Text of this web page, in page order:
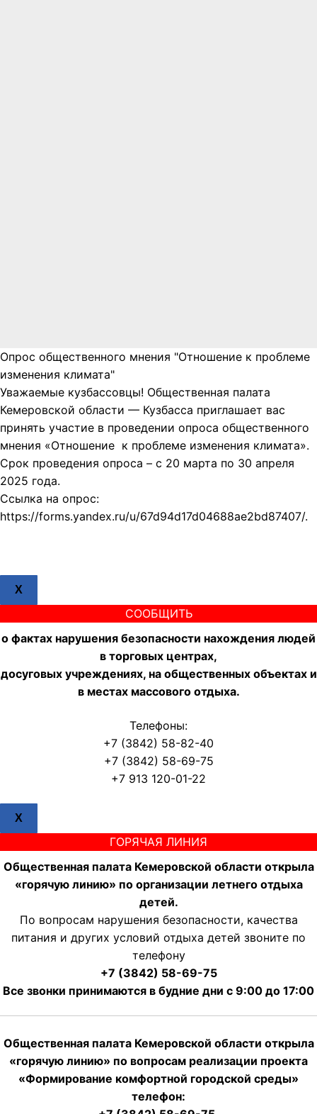
Опрос общественного мнения "Отношение к проблеме
изменения климата"
Уважаемые кузбассовцы! Общественная палата
Кемеровской области — Кузбасса приглашает вас
принять участие в проведении опроса общественного
мнения «Отношение к проблеме изменения климата».
Срок проведения опроса – с 20 марта по 30 апреля
2025 года.
Ссылка на опрос:
https://forms.yandex.ru/u/67d94d17d04688ae2bd87407/.
X
СООБЩИТЬ
о фактах нарушения безопасности нахождения людей
в торговых центрах,
досуговых учреждениях, на общественных объектах и
в местах массового отдыха.
Телефоны:
+7 (3842) 58-82-40
+7 (3842) 58-69-75
+7 913 120-01-22
X
ГОРЯЧАЯ ЛИНИЯ
Общественная палата Кемеровской области открыла
«горячую линию» по организации летнего отдыха
детей.
По вопросам нарушения безопасности, качества
питания и других условий отдыха детей звоните по
телефону
+7 (3842) 58-69-75
Все звонки принимаются в будние дни с 9:00 до 17:00
Общественная палата Кемеровской области открыла
«горячую линию» по вопросам реализации проекта
«Формирование комфортной городской среды»
телефон: